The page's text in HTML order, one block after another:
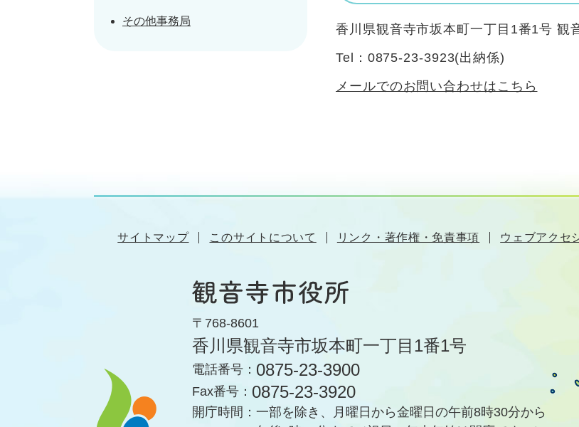
香川県観音寺市坂本町一丁目1番1号 観
Tel：0875-23-3923 出納係
メールでのお問い合わせはこちら
その他事務局
サイトマップ このサイトについて リンク・著作権・免責事項 ウェブアクセ
〒768-8601
香川県観音寺市坂本町一丁目1番1号
電話番号： 0875-23-3900
Fax番号： 0875-23-3920
開庁時間： 一部を除き、月曜日から金曜日の午前8時30分から